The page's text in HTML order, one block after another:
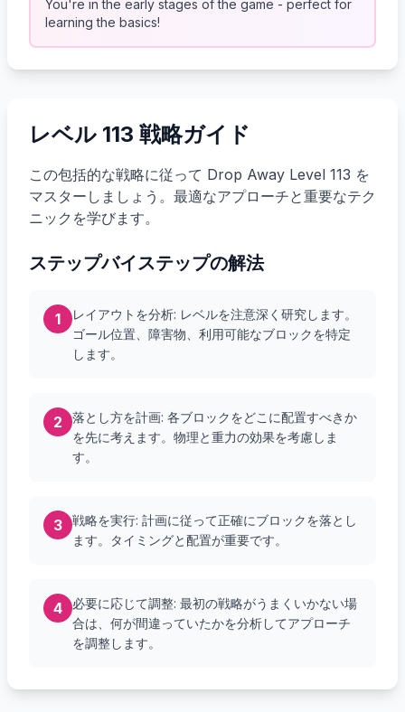
You're in the early stages of the game - perfect for
learning the basics!
レベル 113 戦略ガイド
この包括的な戦略に従って Drop Away Level 113 を
マスターしましょう。最適なアプローチと重要なテク
ニックを学びます。
ステップバイステップの解法
1
レイアウトを分析: レベルを注意深く研究します。
ゴール位置、障害物、利用可能なブロックを特定
します。
2
落とし方を計画: 各ブロックをどこに配置すべきか
を先に考えます。物理と重力の効果を考慮しま
す。
3
戦略を実行: 計画に従って正確にブロックを落とし
ます。タイミングと配置が重要です。
4
必要に応じて調整: 最初の戦略がうまくいかない場
合は、何が間違っていたかを分析してアプローチ
を調整します。